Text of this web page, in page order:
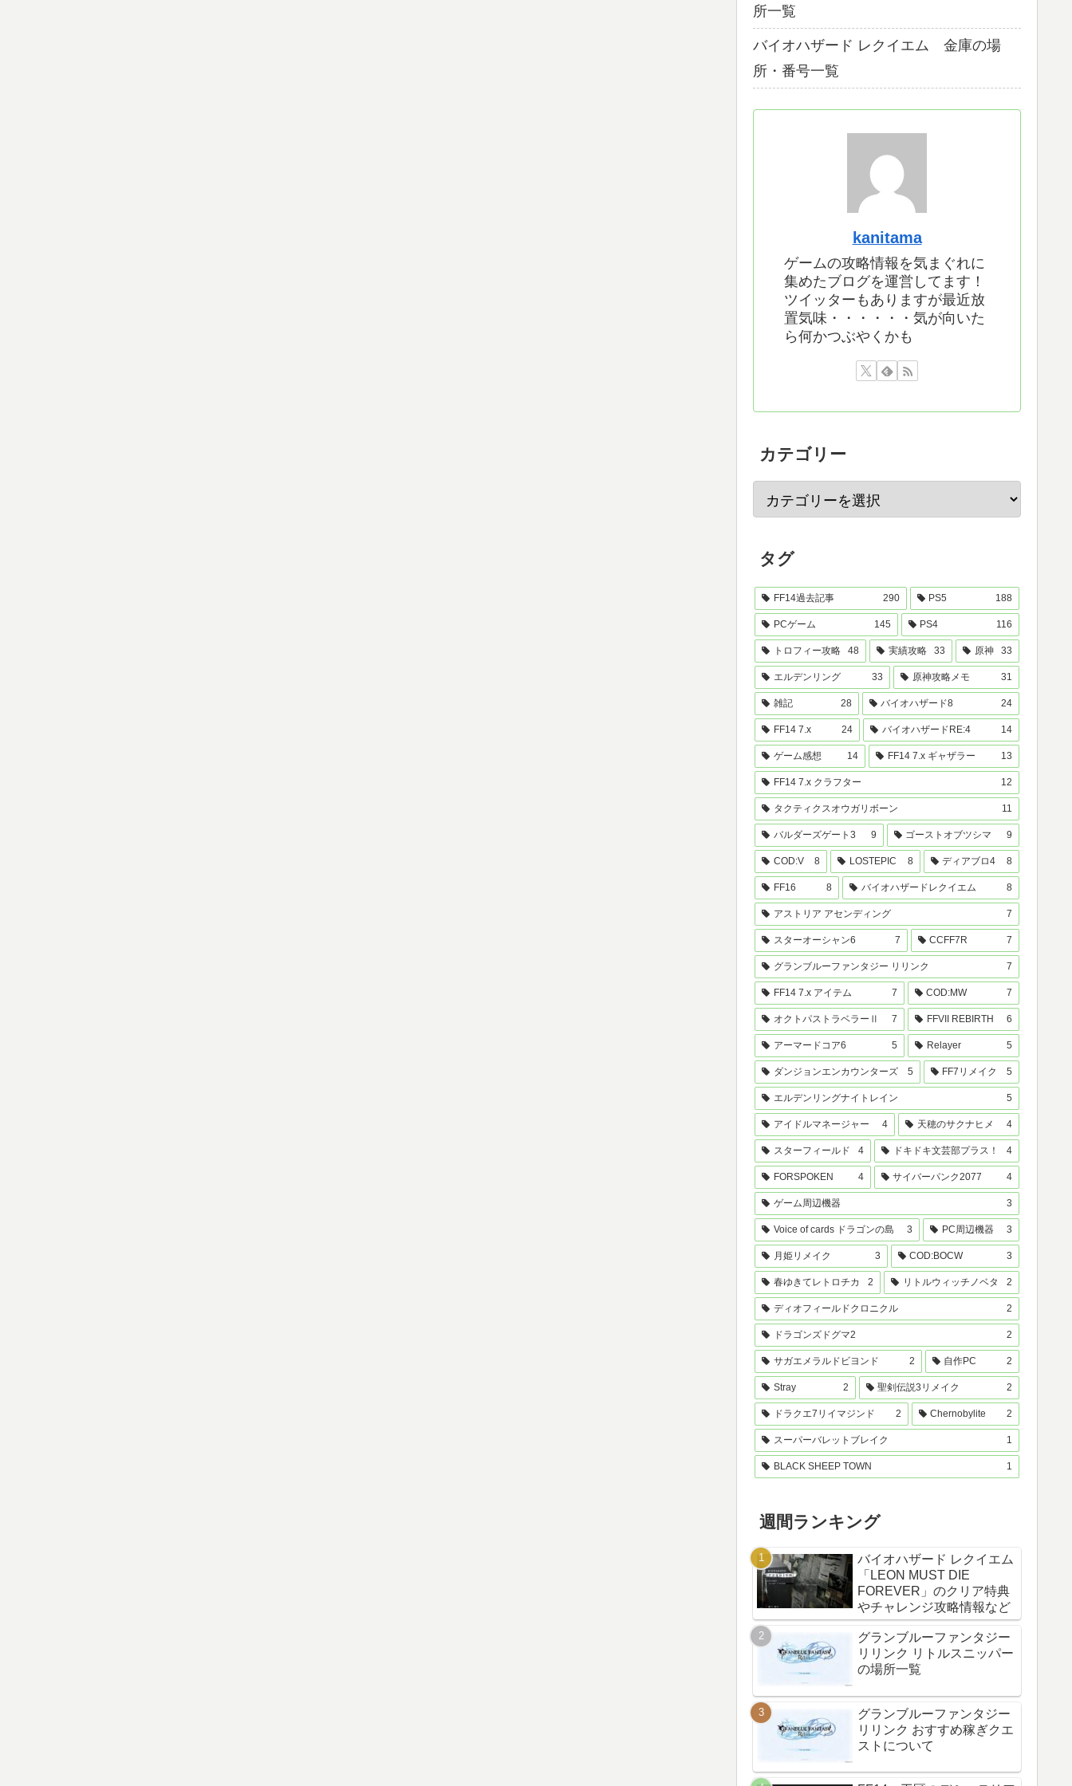
所一覧
バイオハザード レクイエム 金庫の場
所・番号一覧
kanitama
ゲームの攻略情報を気まぐれに
集めたブログを運営してます！
ツイッターもありますが最近放
置気味・・・・・・気が向いた
ら何かつぶやくかも
カテゴリー
タグ
FF14過去記事 290 PS5 188
PCゲーム 145 PS4 116
トロフィー攻略 48 実績攻略 33 原神 33
エルデンリング 33 原神攻略メモ 31
雑記 28 バイオハザード8 24
FF14 7.x 24 バイオハザードRE:4 14
ゲーム感想 14 FF14 7.x ギャザラー 13
FF14 7.x クラフター 12
タクティクスオウガリボーン 11
バルダーズゲート3 9 ゴーストオブツシマ 9
COD:V 8 LOSTEPIC 8 ディアブロ4 8
FF16 8 バイオハザードレクイエム 8
アストリア アセンディング 7
スターオーシャン6 7 CCFF7R 7
グランブルーファンタジー リリンク 7
FF14 7.x アイテム 7 COD:MW 7
オクトパストラベラーⅡ 7 FFVII REBIRTH 6
アーマードコア6 5 Relayer 5
ダンジョンエンカウンターズ 5 FF7リメイク 5
エルデンリングナイトレイン 5
アイドルマネージャー 4 天穂のサクナヒメ 4
スターフィールド 4 ドキドキ文芸部プラス！ 4
FORSPOKEN 4 サイバーパンク2077 4
ゲーム周辺機器 3
Voice of cards ドラゴンの島 3 PC周辺機器 3
月姫リメイク 3 COD:BOCW 3
春ゆきてレトロチカ 2 リトルウィッチノベタ 2
ディオフィールドクロニクル 2
ドラゴンズドグマ2 2
サガエメラルドビヨンド 2 自作PC 2
Stray 2 聖剣伝説3リメイク 2
ドラクエ7リイマジンド 2 Chernobylite 2
スーパーバレットブレイク 1
BLACK SHEEP TOWN 1
週間ランキング
バイオハザード レクイエム
「LEON MUST DIE
FOREVER」のクリア特典
やチャレンジ攻略情報など
グランブルーファンタジー
リリンク リトルスニッパー
の場所一覧
グランブルーファンタジー
リリンク おすすめ稼ぎクエ
ストについて